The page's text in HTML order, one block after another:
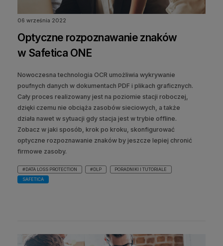
06 września 2022
Optyczne rozpoznawanie znaków
w Safetica ONE
Nowoczesna technologia OCR umożliwia wykrywanie
poufnych danych w dokumentach PDF i plikach graficznych.
Cały proces realizowany jest na poziomie stacji roboczej,
dzięki czemu nie obciąża zasobów sieciowych, a także
działa nawet w sytuacji gdy stacja jest w trybie offline.
Zobacz w jaki sposób, krok po kroku, skonfigurować
optyczne rozpoznawanie znaków by jeszcze lepiej chronić
firmowe zasoby.
#DATA LOSS PROTECTION #DLP
PORADNIKI I TUTORIALE
SAFETICA